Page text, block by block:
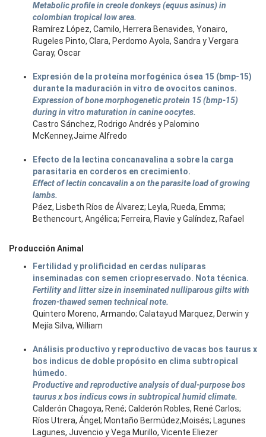
Metabolic profile in creole donkeys (equus asinus) in
colombian tropical low area.
Ramírez López, Camilo, Herrera Benavides, Yonairo,
Rugeles Pinto, Clara, Perdomo Ayola, Sandra y Vergara
Garay, Oscar
Expresión de la proteína morfogénica ósea 15 (bmp-15)
durante la maduración in vitro de ovocitos caninos.
Expression of bone morphogenetic protein 15 (bmp-15)
during in vitro maturation in canine oocytes.
Castro Sánchez, Rodrigo Andrés y Palomino
McKenney,Jaime Alfredo
Efecto de la lectina concanavalina a sobre la carga
parasitaria en corderos en crecimiento.
Effect of lectin concavalin a on the parasite load of growing
lambs.
Páez, Lisbeth Ríos de Álvarez; Leyla, Rueda, Emma;
Bethencourt, Angélica; Ferreira, Flavie y Galíndez, Rafael
Producción Animal
Fertilidad y prolificidad en cerdas nulíparas
inseminadas con semen criopreservado. Nota técnica.
Fertility and litter size in inseminated nulliparous gilts with
frozen-thawed semen technical note.
Quintero Moreno, Armando; Calatayud Marquez, Derwin y
Mejía Silva, William
Análisis productivo y reproductivo de vacas bos taurus x
bos indicus de doble propósito en clima subtropical
húmedo.
Productive and reproductive analysis of dual-purpose bos
taurus x bos indicus cows in subtropical humid climate.
Calderón Chagoya, René; Calderón Robles, René Carlos;
Ríos Utrera, Ángel; Montaño Bermúdez,Moisés; Lagunes
Lagunes, Juvencio y Vega Murillo, Vicente Eliezer